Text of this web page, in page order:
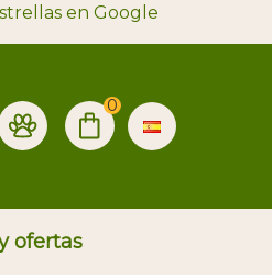
en Google
0
ofertas